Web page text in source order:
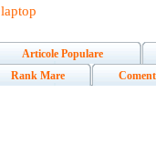
laptop
Articole Populare
Rank Mare